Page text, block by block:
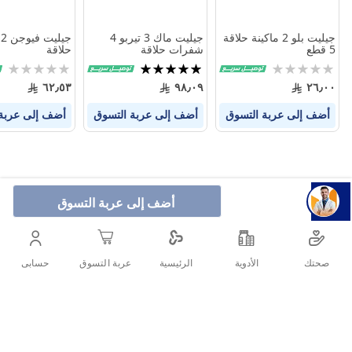
أضف إلى عربة التسوق
جيليت بلو 2 ماكينة حلاقة
5 قطع
Rating:
٢٦٫٠٠
أضف إلى عربة التسوق
جيليت ماك 3 تيربو 4
شفرات حلاقة
تقييم:
100%
٩٨٫٠٩
أضف إلى عربة التسوق
حلاقة
Rating:
0%
٦٢٫٥٣
أضف إلى
صحتك الأدوية الرئيسية عربة التسوق حسابى